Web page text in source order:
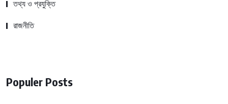
তথ্য ও প্রযুক্তি
রাজনীতি
Populer Posts